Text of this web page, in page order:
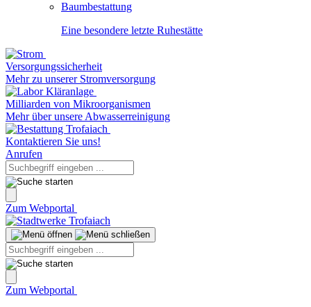
Baumbestattung
Eine besondere letzte Ruhestätte
Versorgungssicherheit
Mehr zu unserer Stromversorgung
Milliarden von Mikroorganismen
Mehr über unsere Abwasserreinigung
Kontaktieren Sie uns!
Anrufen
Zum Webportal
Zum Webportal